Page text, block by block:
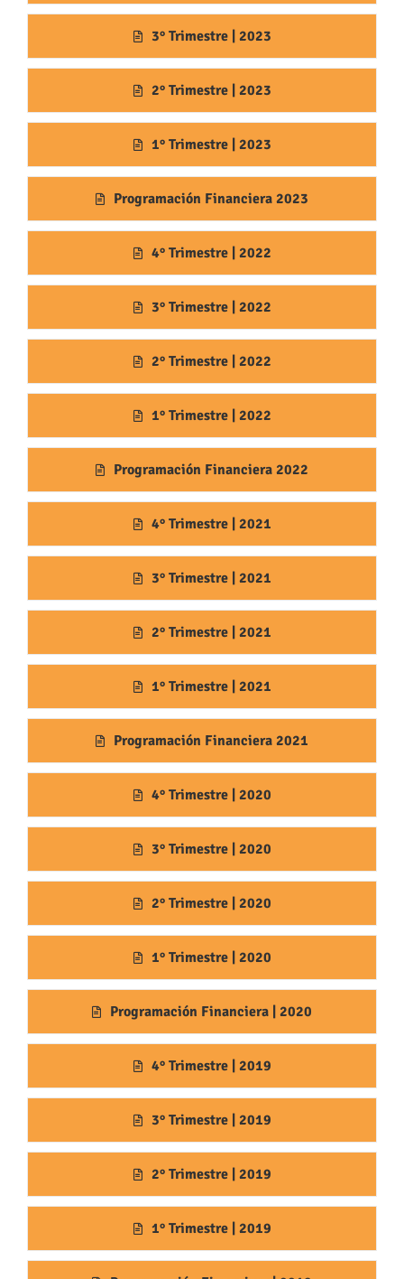
3° Trimestre | 2023
2° Trimestre | 2023
1° Trimestre | 2023
Programación Financiera 2023
4° Trimestre | 2022
3° Trimestre | 2022
2° Trimestre | 2022
1° Trimestre | 2022
Programación Financiera 2022
4° Trimestre | 2021
3° Trimestre | 2021
2° Trimestre | 2021
1° Trimestre | 2021
Programación Financiera 2021
4° Trimestre | 2020
3° Trimestre | 2020
2° Trimestre | 2020
1° Trimestre | 2020
Programación Financiera | 2020
4° Trimestre | 2019
3° Trimestre | 2019
2° Trimestre | 2019
1° Trimestre | 2019